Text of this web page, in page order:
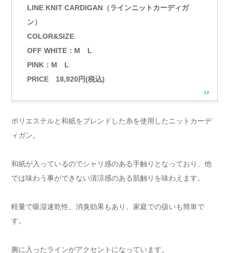
LINE KNIT CARDIGAN（ラインニットカーディガ
ン）
COLOR&SIZE
OFF WHITE：M L
PINK：M L
PRICE 18,920円(税込)
ポリエステルと和紙をブレンドした糸を使用したニットカーデ
ィガン。
和紙が入っているのでシャリ感のある手触りとなっており、他
では味わう事ができない清涼感のある肌触りを味わえます。
軽量で吸湿速乾性、消臭効果もあり、家庭での扱いも簡単で
す。
腕に入ったラインがアクセントになっています。